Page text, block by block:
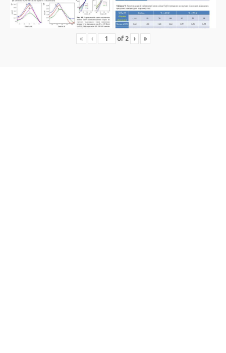
« ‹ of 2 › »